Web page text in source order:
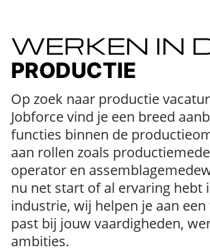
WERKEN IN
PRODUCTIE
Op zoek naar productie
Jobforce vind je een breed
functies binnen de
aan rollen zoals
operator en
nu net start of al ervaring hebt
industrie, wij helpen je aan
past bij jouw vaardigheden,
ambities.